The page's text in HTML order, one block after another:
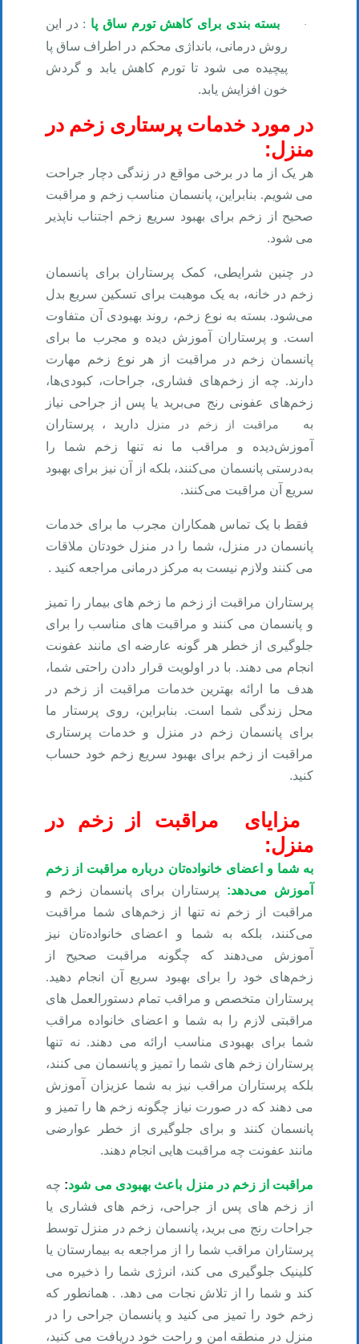
· بسته بندی برای کاهش تورم ساق پا : در این
روش درمانی، بانداژی محکم در اطراف ساق پا
پیچیده می شود تا تورم کاهش یابد و گردش
خون افزایش یابد.
در مورد خدمات پرستاری زخم در
منزل:
هر یک از ما در برخی مواقع در زندگی دچار جراحت
می شویم. بنابراین، پانسمان مناسب زخم و مراقبت
صحیح از زخم برای بهبود سریع زخم اجتناب ناپذیر
می شود.
در چنین شرایطی، کمک پرستاران برای پانسمان
زخم در خانه، به یک موهبت برای تسکین سریع بدل
می‌شود. بسته به نوع زخم، روند بهبودی آن متفاوت
است. و پرستاران آموزش دیده و مجرب ما برای
پانسمان زخم در مراقبت از هر نوع زخم مهارت
دارند. چه از زخم‌های فشاری، جراحات، کبودی‌ها،
زخم‌های عفونی رنج می‌برید یا پس از جراحی نیاز
به
مراقبت از زخم در منزل
دارید ، پرستاران
آموزش‌دیده و مراقب ما نه تنها زخم شما را
به‌درستی پانسمان می‌کنند، بلکه از آن نیز برای بهبود
سریع آن مراقبت می‌کنند.
فقط با یک تماس همکاران مجرب ما برای خدمات
پانسمان در منزل، شما را در منزل خودتان ملاقات
می کنند ولازم نیست به مرکز درمانی مراجعه کنید .
پرستاران مراقبت از زخم ما زخم های بیمار را تمیز
و پانسمان می کنند و مراقبت های مناسب را برای
جلوگیری از خطر هر گونه عارضه ای مانند عفونت
انجام می دهند. با در اولویت قرار دادن راحتی شما،
هدف ما ارائه بهترین خدمات مراقبت از زخم در
محل زندگی شما است. بنابراین، روی پرستار ما
برای پانسمان زخم در منزل و خدمات پرستاری
مراقبت از زخم برای بهبود سریع زخم خود حساب
کنید.
مزایای
مراقبت از زخم در
منزل:
به شما و اعضای خانواده‌تان درباره مراقبت از زخم
آموزش می‌دهد:
پرستاران برای پانسمان زخم و
مراقبت از زخم نه تنها از زخم‌های شما مراقبت
می‌کنند، بلکه به شما و اعضای خانواده‌تان نیز
آموزش می‌دهند که چگونه مراقبت صحیح از
زخم‌های خود را برای بهبود سریع آن انجام دهید.
پرستاران متخصص و مراقب تمام دستورالعمل های
مراقبتی لازم را به شما و اعضای خانواده مراقب
شما برای بهبودی مناسب ارائه می دهند. نه تنها
پرستاران زخم های شما را تمیز و پانسمان می کنند،
بلکه پرستاران مراقب نیز به شما عزیزان آموزش
می دهند که در صورت نیاز چگونه زخم ها را تمیز و
پانسمان کنند و برای جلوگیری از خطر عوارضی
مانند عفونت چه مراقبت هایی انجام دهند.
مراقبت از زخم در منزل باعث بهبودی می شود: چه
از زخم های پس از جراحی، زخم های فشاری یا
جراحات رنج می برید، پانسمان زخم در منزل توسط
پرستاران مراقب شما را از مراجعه به بیمارستان یا
کلینیک جلوگیری می کند، انرژی شما را ذخیره می
کند و شما را از تلاش نجات می دهد. . همانطور که
زخم خود را تمیز می کنید و پانسمان جراحی را در
منزل در منطقه امن و راحت خود دریافت می کنید،